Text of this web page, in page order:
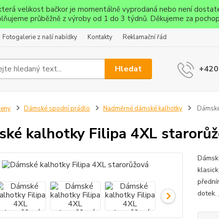
velikost bačkor je momentálně vyprodaná nebo není
průběžně z výroby od 1 do 3 týdnů. Děkujeme za
Fotogalerie z naší nabídky Kontakty Reklamační řád
Hledat
Dámské spodní prádlo Nadměrné dámské kalhotky
kalhotky Filipa 4XL
dotek.